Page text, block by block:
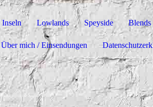
Inseln Lowlands Speyside
Über mich / Einsendungen